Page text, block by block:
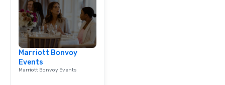
Marriott Bonvoy
Events
Marriott Bonvoy Events